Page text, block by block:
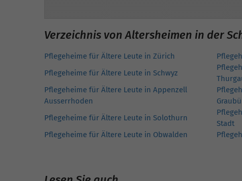
Verzeichnis von Altersheimen in der
Pflegeheime für Ältere Leute in Zürich
Pflegeheime für Ältere Leute in Schwyz
Pflegeheime für Ältere Leute in Appenzell
Ausserrhoden
Pflegeheime für Ältere Leute in Solothurn
Stadt
Pflegeheime für Ältere Leute in Obwalden